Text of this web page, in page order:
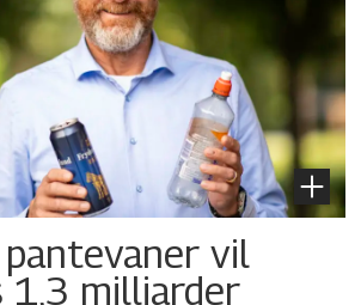
vil
1,3 milliarder